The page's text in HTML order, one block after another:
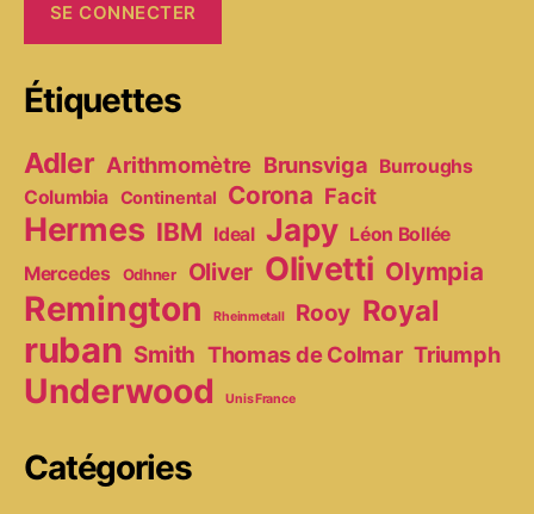
Étiquettes
Adler Arithmomètre Brunsviga Burroughs
Columbia Continental Corona Facit
Hermes IBM Ideal Japy Léon Bollée
Mercedes
Odhner Oliver Olivetti Olympia
Remington Rheinmetall Rooy Royal
ruban Smith Thomas de Colmar Triumph
Underwood Unis France
Catégories